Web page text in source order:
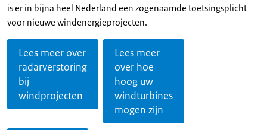
is er in bijna heel Nederland een zogenaamde toetsingsplicht
voor nieuwe windenergieprojecten.
Lees meer over
radarverstoring
bij
windprojecten
Lees meer
over hoe
hoog uw
windturbines
mogen zijn